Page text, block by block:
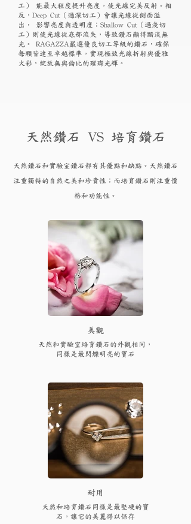
工） 能最大程度提升亮度，使光線完美反射。相
反，Deep Cut（過深切工）會讓光線從側面溢
出， 影響亮度與透明度；Shallow Cut（過淺切
工）則使光線從底部流失，導致鑽石顯得黯淡無
光。 RAGAZZA嚴選優良切工等級的鑽石，確保
每顆皆達至卓越標準，實現極致光線折射與優雅
火彩，綻放無與倫比的璀璨光輝。
天然鑽石 VS 培育鑽石
天然鑽石和實驗室鑽石都有其優點和缺點。天然鑽石
注重獨特的自然之美和珍貴性；而培育鑽石則注重價
格和功能性。
​美觀
天然和實驗室培育鑽石的外觀相同，
同樣是最閃爍明亮的寶石
耐用
天然和培育鑽石同樣是最堅硬的寶
石，讓它的美麗得以保存